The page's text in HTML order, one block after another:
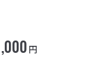
円